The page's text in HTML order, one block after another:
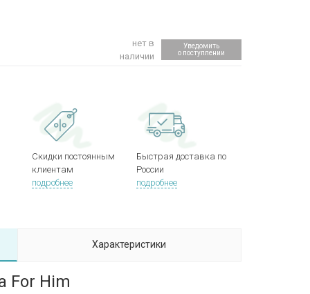
нет в
наличии
Уведомить
о поступлении
Скидки постоянным
клиентам
подробнее
Быстрая доставка по
России
подробнее
Характеристики
For Him